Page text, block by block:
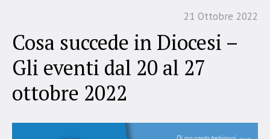
21 Ottobre 2022
Cosa succede in Diocesi –
Gli eventi dal 20 al 27
ottobre 2022